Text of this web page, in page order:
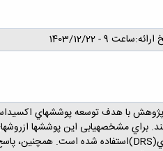
ارائه:ساعت 9 - 1403/12/22